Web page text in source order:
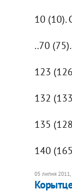
10 (10).
..70
123
132
135
140
05 липня 2011,